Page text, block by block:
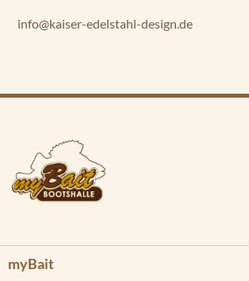
info@kaiser-edelstahl-design.de
myBait